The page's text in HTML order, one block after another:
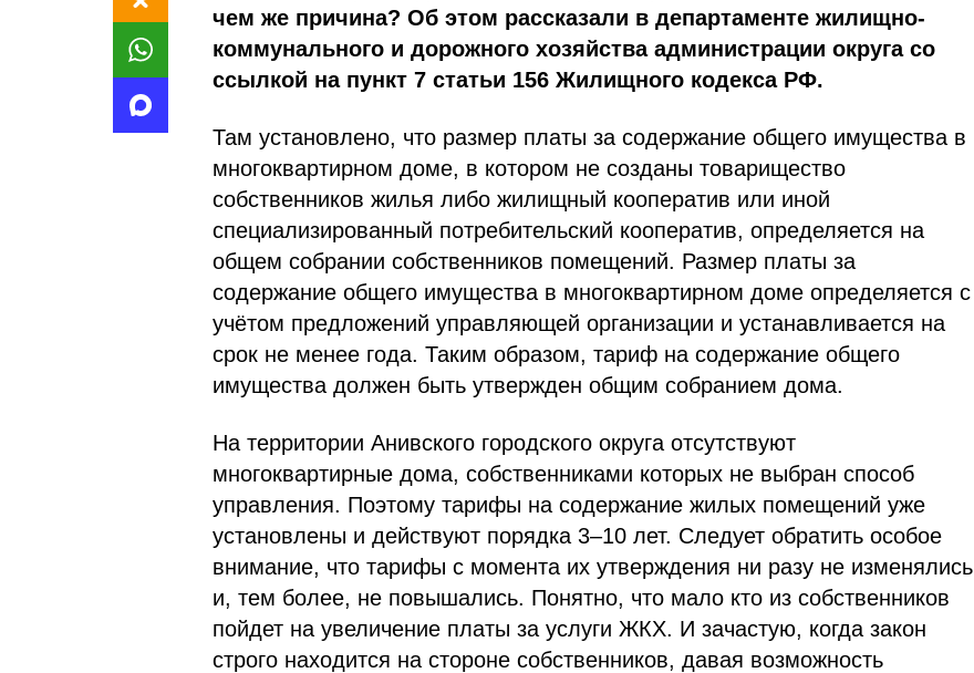
чем же причина? Об этом рассказали в департаменте жилищно-
коммунального и дорожного хозяйства администрации округа со
ссылкой на пункт 7 статьи 156 Жилищного кодекса РФ.
Там установлено, что размер платы за содержание общего имущества в
многоквартирном доме, в котором не созданы товарищество
собственников жилья либо жилищный кооператив или иной
специализированный потребительский кооператив, определяется на
общем собрании собственников помещений. Размер платы за
содержание общего имущества в многоквартирном доме определяется с
учётом предложений управляющей организации и устанавливается на
срок не менее года. Таким образом, тариф на содержание общего
имущества должен быть утвержден общим собранием дома.
На территории Анивского городского округа отсутствуют
многоквартирные дома, собственниками которых не выбран способ
управления. Поэтому тарифы на содержание жилых помещений уже
установлены и действуют порядка 3–10 лет. Следует обратить особое
внимание, что тарифы с момента их утверждения ни разу не изменялись
и, тем более, не повышались. Понятно, что мало кто из собственников
пойдет на увеличение платы за услуги ЖКХ. И зачастую, когда закон
строго находится на стороне собственников, давая возможность